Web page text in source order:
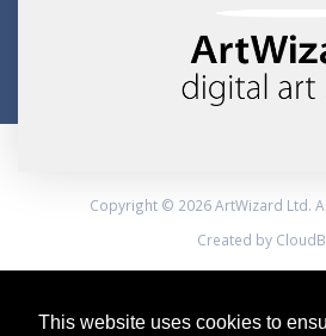
This website uses cookies to
Copyright © 2026 ArtWizard Ltd.
Created by